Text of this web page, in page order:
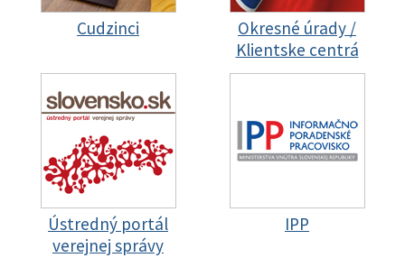
Cudzinci
Okresné úrady /
Klientske centrá
Ústredný portál
verejnej správy
IPP